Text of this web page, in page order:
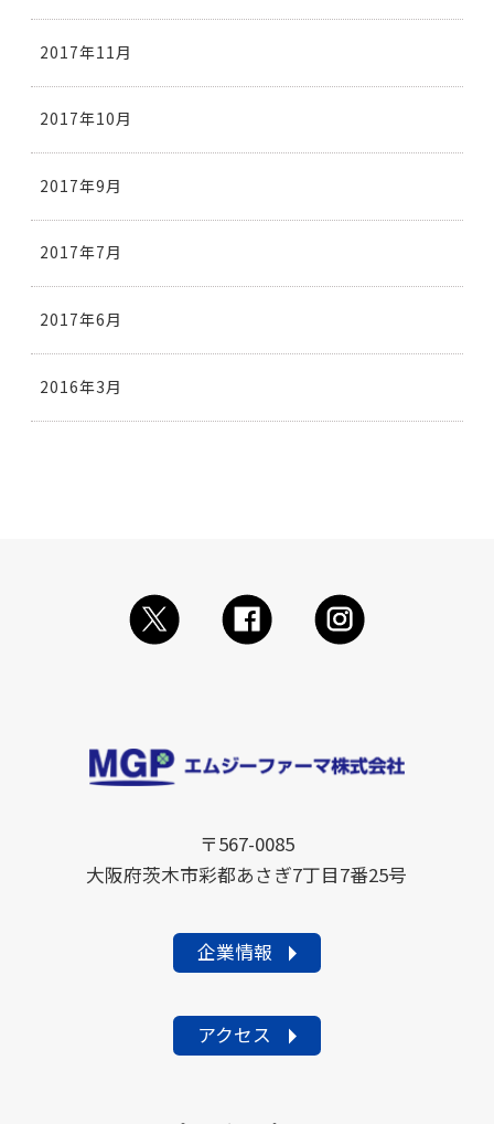
2017年11月
2017年10月
2017年9月
2017年7月
2017年6月
2016年3月
〒567-0085
大阪府茨木市彩都あさぎ7丁目7番25号
企業情報
アクセス